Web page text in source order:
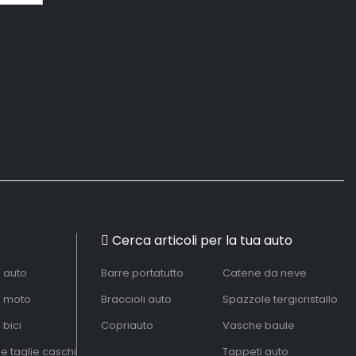
auto
moto
bici
taglie caschi
Cerca articoli per la tua auto
Barre portatutto
Braccioli auto
Copriauto
Catene da neve
Spazzole tergicristallo
Vasche baule
Tappeti auto